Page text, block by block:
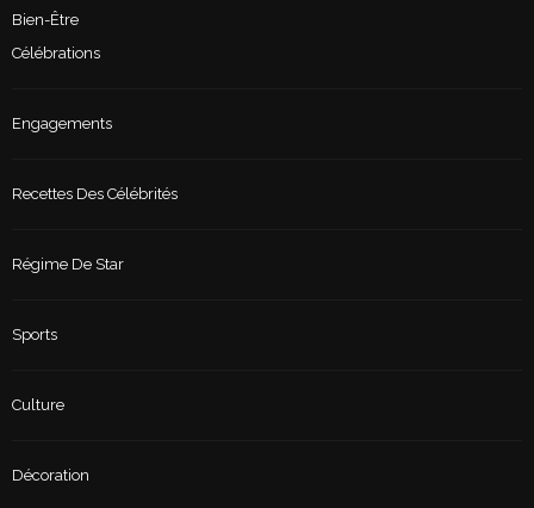
Bien-Être
Célébrations
Engagements
Recettes Des Célébrités
Régime De Star
Sports
Culture
Décoration